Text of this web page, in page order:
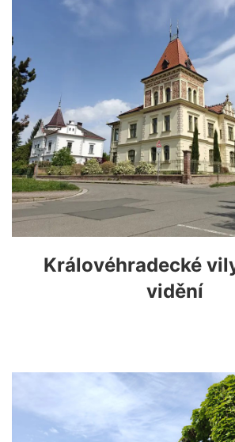
Královéhradecké
vidění